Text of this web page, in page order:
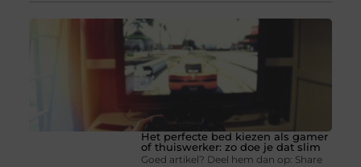
Het perfecte bed kiezen als gamer
of thuiswerker: zo doe je dat slim
Goed artikel? Deel hem dan op: Share